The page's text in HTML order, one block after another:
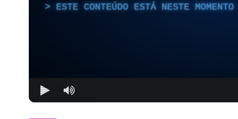
ESTE CONTEÚDO ESTÁ NESTE